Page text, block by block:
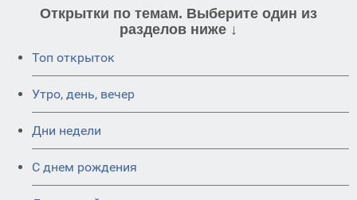
Открытки по темам. Выберите один из
разделов ниже ↓
Топ открыток
Утро, день, вечер
Дни недели
C днем рождения